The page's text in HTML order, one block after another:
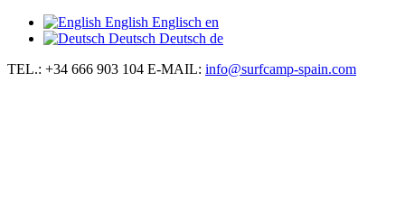
English Englisch en
Deutsch Deutsch de
TEL.: +34 666 903 104 E-MAIL: info@surfcamp-spain.com